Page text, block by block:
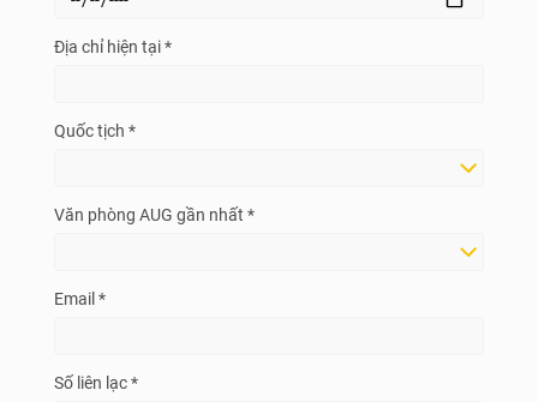
Địa chỉ hiện tại *
Quốc tịch *
Văn phòng AUG gần nhất *
Email *
Số liên lạc *